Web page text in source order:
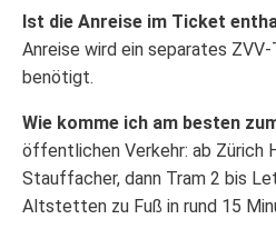
Ist die Anreise im Ticket
Anreise wird ein separates
benötigt.
Wie komme ich am besten
öffentlichen Verkehr: ab Zürich
Stauffacher, dann Tram 2 bis
Altstetten zu Fuß in rund 15